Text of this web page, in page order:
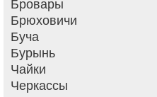
Бровары
Брюховичи
Буча
Бурынь
Чайки
Черкассы